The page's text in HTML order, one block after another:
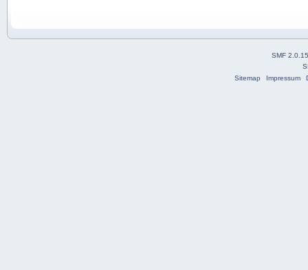
SMF 2.0.15
Sitemap
Impressum